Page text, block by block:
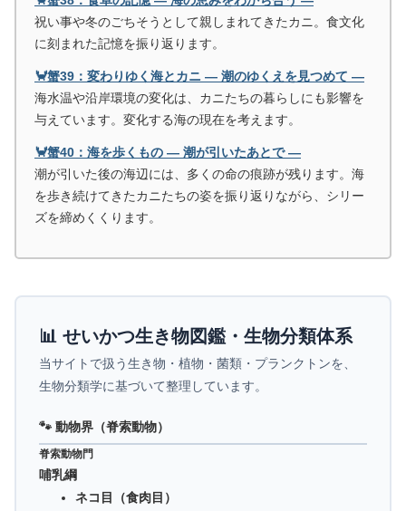
祝い事や冬のごちそうとして親しまれてきたカニ。食文化
に刻まれた記憶を振り返ります。
🦀蟹39：変わりゆく海とカニ ― 潮のゆくえを見つめて ―
海水温や沿岸環境の変化は、カニたちの暮らしにも影響を
与えています。変化する海の現在を考えます。
🦀蟹40：海を歩くもの ― 潮が引いたあとで ―
潮が引いた後の海辺には、多くの命の痕跡が残ります。海
を歩き続けてきたカニたちの姿を振り返りながら、シリー
ズを締めくくります。
📊 せいかつ生き物図鑑・生物分類体系
当サイトで扱う生き物・植物・菌類・プランクトンを、
生物分類学に基づいて整理しています。
🐾 動物界（脊索動物）
脊索動物門
哺乳綱
ネコ目（食肉目）